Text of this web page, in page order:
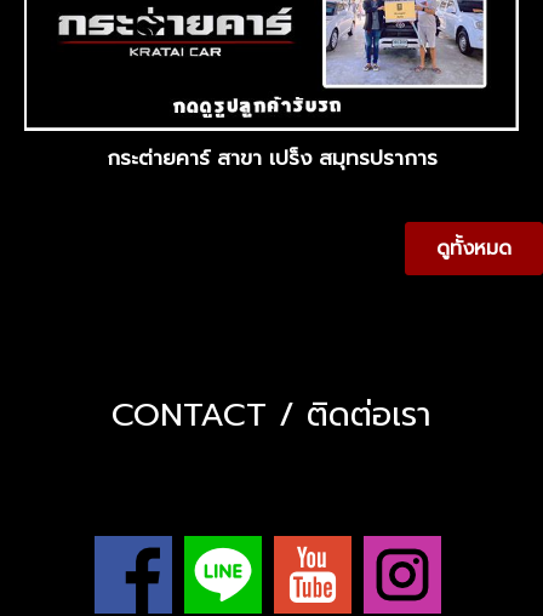
กระต่ายคาร์ สาขา เปร็ง สมุทรปราการ
ดูทั้งหมด
CONTACT / ติดต่อเรา